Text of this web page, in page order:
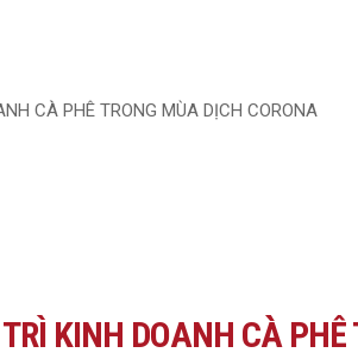
KINH DOANH CÀ PHÊ